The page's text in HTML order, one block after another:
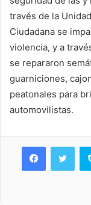
través de la
Ciudadana se
violencia, y a
se repararon
guarniciones,
peatonales para
automovilistas.